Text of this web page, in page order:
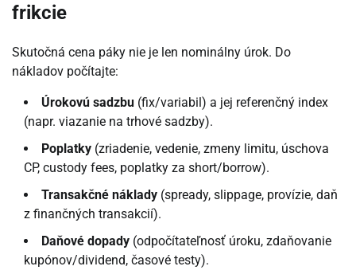
frikcie
Skutočná cena páky nie je len nominálny úrok. Do
nákladov počítajte:
Úrokovú sadzbu (fix/variabil) a jej referenčný index
(napr. viazanie na trhové sadzby).
Poplatky (zriadenie, vedenie, zmeny limitu, úschova
CP, custody fees, poplatky za short/borrow).
Transakčné náklady (spready, slippage, provízie, daň
z finančných transakcií).
Daňové dopady (odpočítateľnosť úroku, zdaňovanie
kupónov/dividend, časové testy).